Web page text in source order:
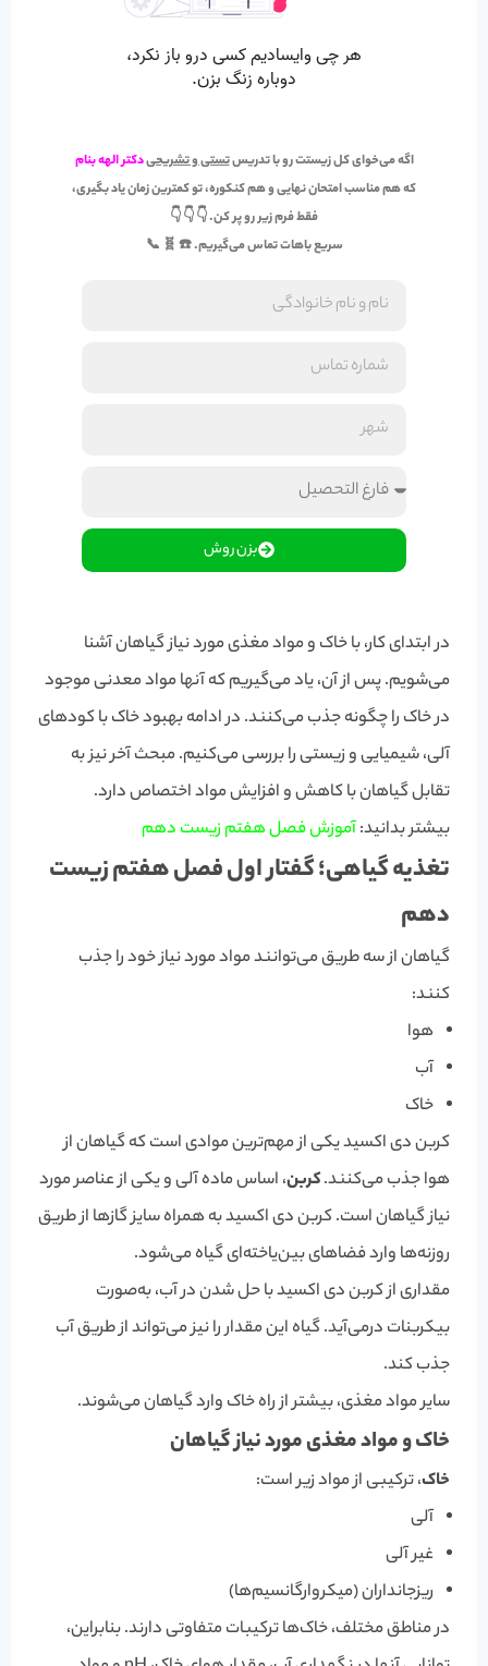
اگه می‌خوای کل زیستت رو با تدریستستی و تشریحیدکتر الهه بنام
که هم مناسبامتحان نهاییو همکنکوره، تو کمترین زمان یاد بگیری،
فقط فرم زیر رو پر کن. 👇 👇 👇
سریع باهات تماس می‌گیریم. ☎️ 🧬 📞
بزن روش
در ابتدای کار، با خاک و مواد مغذی مورد نیاز گیاهان آشنا
می‌شویم. پس از آن، یاد می‌گیریم که آنها مواد معدنی موجود
در خاک را چگونه جذب می‌کنند. در ادامه بهبود خاک با کودهای
آلی، شیمیایی و زیستی را بررسی می‌کنیم. مبحث آخر نیز به
تقابل گیاهان با کاهش و افزایش مواد اختصاص دارد.
بیشتر بدانید:آموزش فصل هفتم زیست دهم
تغذیه گیاهی؛ گفتار اول فصل هفتم زیست
دهم
گیاهان از سه طریق می‌توانند مواد مورد نیاز خود را جذب
کنند:
هوا
آب
خاک
کربن دی اکسید یکی از مهم‌ترین موادی است که گیاهان از
هوا جذب می‌کنند.کربن، اساس ماده آلی و یکی از عناصر مورد
نیاز گیاهان است. کربن دی اکسید به همراه سایز گازها از طریق
روزنه‌ها وارد فضاهای بین‌یاخته‌ای گیاه می‌شود.
مقداری از کربن دی اکسید با حل شدن در آب، به‌صورت
بیکربنات درمی‌آید. گیاه این مقدار را نیز می‌تواند از طریق آب
جذب کند.
سایر مواد مغذی، بیشتر از راه خاک وارد گیاهان می‌شوند.
خاک و مواد مغذی مورد نیاز گیاهان
خاک، ترکیبی از مواد زیر است:
آلی
غیر آلی
ریزجانداران (میکروارگانسیم‌ها)
در مناطق مختلف، خاک‌ها ترکیبات متفاوتی دارند. بنابراین،